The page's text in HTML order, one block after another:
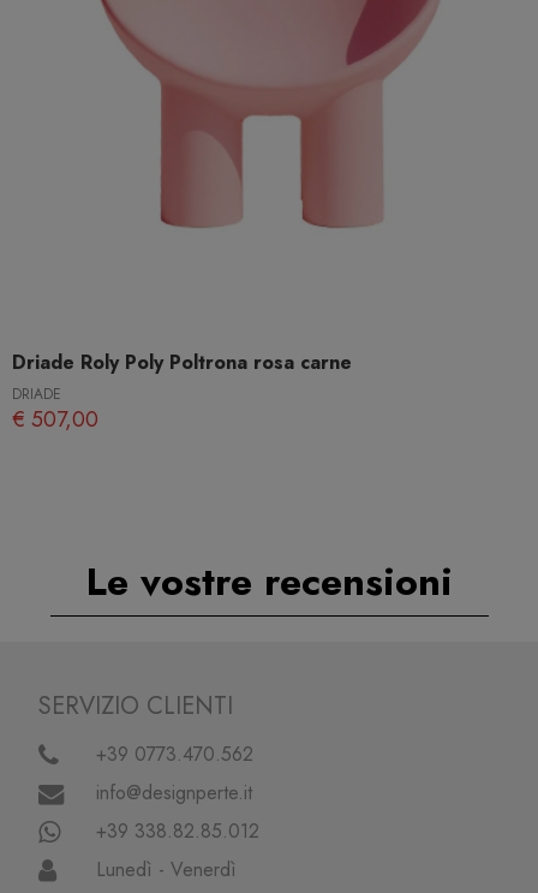
Driade Roly Poly Poltrona rosa carne
DRIADE
€ 507,00
Le vostre recensioni
SERVIZIO CLIENTI
+39 0773.470.562
info@designperte.it
+39 338.82.85.012
Lunedì - Venerdì